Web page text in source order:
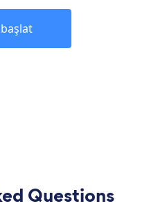
Questions